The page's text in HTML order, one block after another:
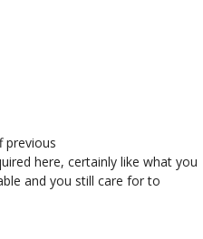
previous
here, certainly like what you
and you still care for to